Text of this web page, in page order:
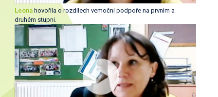
Leona hovořila o rozdílech vemoční podpoře na prvním a
druhém stupni.